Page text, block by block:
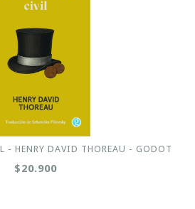
- HENRY DAVID THOREAU - GODOT
$20.900